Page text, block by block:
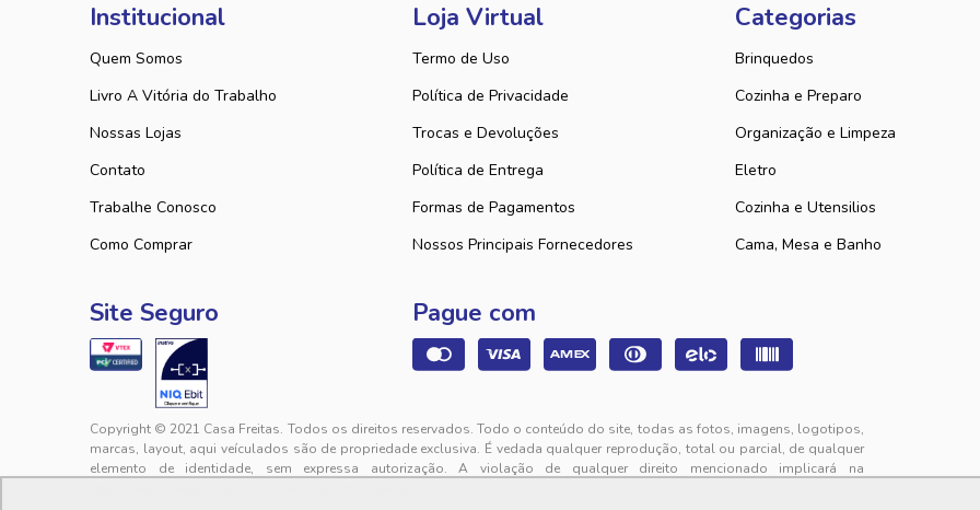
Institucional
Quem Somos
Livro A Vitória do Trabalho
Nossas Lojas
Contato
Trabalhe Conosco
Como Comprar
Loja Virtual
Termo de Uso
Política de Privacidade
Trocas e Devoluções
Política de Entrega
Formas de Pagamentos
Nossos Principais Fornecedores
Categorias
Brinquedos
Cozinha e Preparo
Organização e Limpeza
Eletro
Cozinha e Utensilios
Cama, Mesa e Banho
Site Seguro Pague com
Copyright © 2021 Casa Freitas. Todos os direitos reservados. Todo o conteúdo do site, todas as fotos, imagens, logotipos,
marcas, layout, aqui veículados são de propriedade exclusiva. É vedada qualquer reprodução, total ou parcial, de qualquer
elemento de identidade, sem expressa autorização. A violação de qualquer direito mencionado implicará na